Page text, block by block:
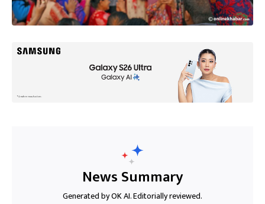
News Summary
Generated by OK AI. Editorially reviewed.